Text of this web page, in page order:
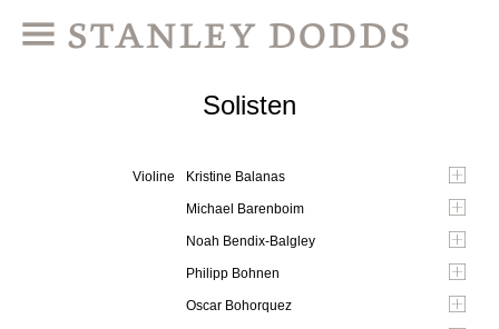
Solisten
Violine Kristine Balanas
Michael Barenboim
Noah Bendix-Balgley
Philipp Bohnen
Oscar Bohorquez